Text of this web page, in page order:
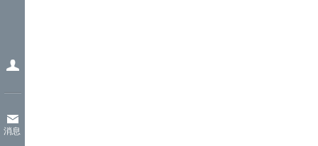
消息